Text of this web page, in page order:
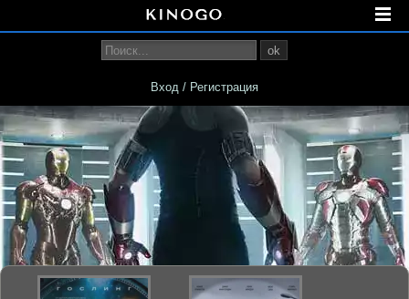
ok
Вход / Регистрация